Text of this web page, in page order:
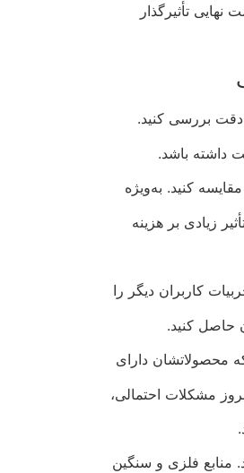
تأثیرگذار
بررسی کنید.
داشته باشد.
کنید. به‌ویژه
زیادی بر هزینه
کاربران دیگر را
حاصل کنید.
محصولاتشان دارای
مشکلات احتمالی،
فلزی و سنگین